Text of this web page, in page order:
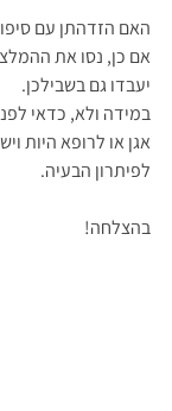
האם הזדהתן עם
אם כן, נסו את
יעבדו גם בשבילכן.
במידה ולא, כדאי
אגן או לרופא היות
לפיתרון הבעיה.
בהצלחה!